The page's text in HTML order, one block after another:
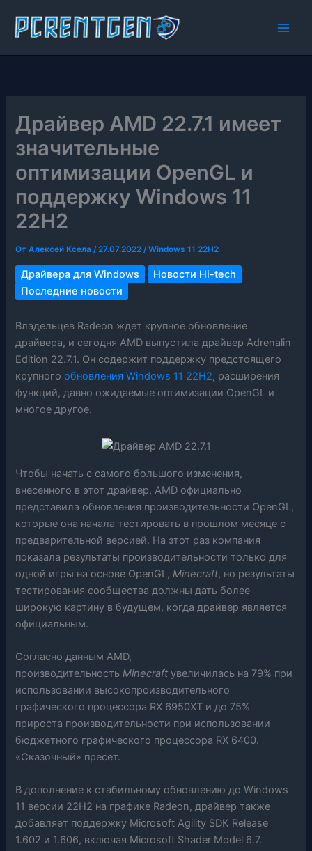
содержимому
Драйвер AMD 22.7.1 имеет
значительные
оптимизации OpenGL и
поддержку Windows 11
22H2
ОтАлексей Ксела/27.07.2022/Windows 11 22H2
Драйвера для Windows
Новости Hi-tech
Последние новости
Владельцев Radeon ждет крупное обновление
драйвера, и сегодня AMD выпустила драйвер Adrenalin
Edition 22.7.1. Он содержит поддержку предстоящего
крупногообновления Windows 11 22H2, расширения
функций, давно ожидаемые оптимизации OpenGL и
многое другое.
Чтобы начать с самого большого изменения,
внесенного в этот драйвер, AMD официально
представила обновления производительности OpenGL,
которые она начала тестировать в прошлом месяце с
предварительной версией. На этот раз компания
показала результаты производительности только для
одной игры на основе OpenGL, Minecraft, но результаты
тестирования сообщества должны дать более
широкую картину в будущем, когда драйвер является
официальным.
Согласно данным AMD,
производительностьMinecraft увеличилась на 79% при
использовании высокопроизводительного
графического процессора RX 6950XT и до 75%
прироста производительности при использовании
бюджетного графического процессора RX 6400.
«Сказочный» пресет.
В дополнение к стабильному обновлению до Windows
11 версии 22H2 на графике Radeon, драйвер также
добавляет поддержку Microsoft Agility SDK Release
1.602 и 1.606, включая Microsoft Shader Model 6.7.